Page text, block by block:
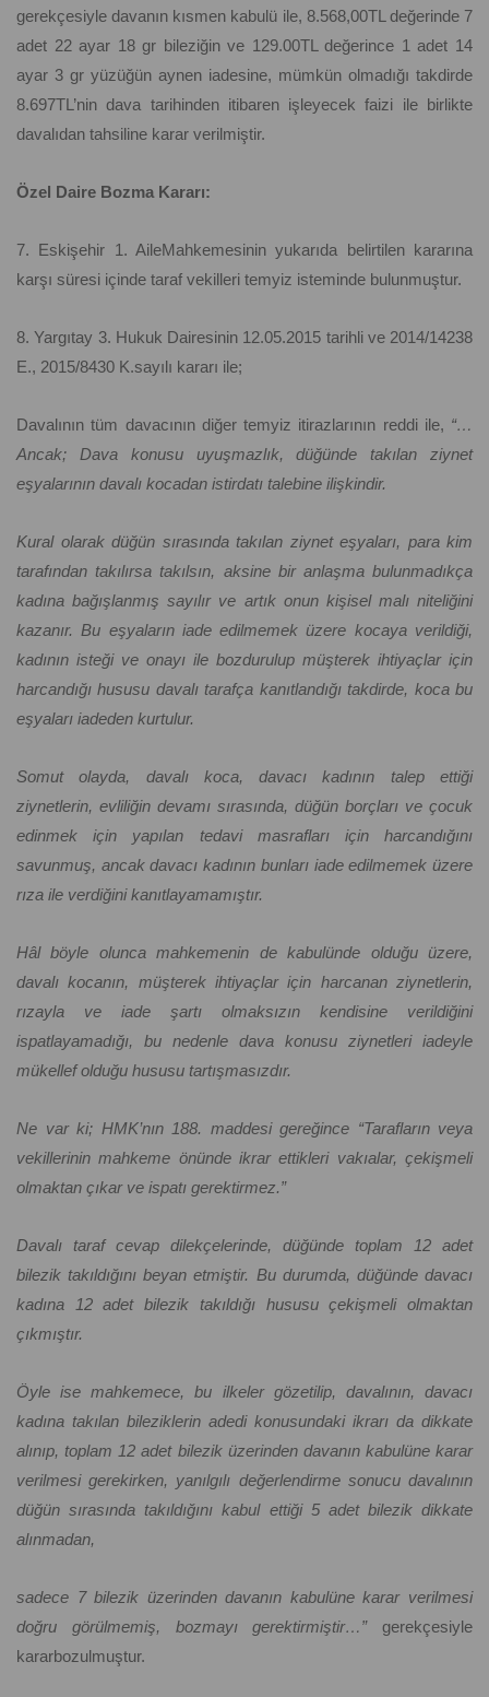
gerekçesiyle davanın kısmen kabulü ile, 8.568,00TL değerinde 7
adet 22 ayar 18 gr bileziğin ve 129.00TL değerince 1 adet 14
ayar 3 gr yüzüğün aynen iadesine, mümkün olmadığı takdirde
8.697TL’nin dava tarihinden itibaren işleyecek faizi ile birlikte
davalıdan tahsiline karar verilmiştir.
Özel Daire Bozma Kararı:
7. Eskişehir 1. AileMahkemesinin yukarıda belirtilen kararına
karşı süresi içinde taraf vekilleri temyiz isteminde bulunmuştur.
8. Yargıtay 3. Hukuk Dairesinin 12.05.2015 tarihli ve 2014/14238
E., 2015/8430 K.sayılı kararı ile;
Davalının tüm davacının diğer temyiz itirazlarının reddi ile, “…
Ancak; Dava konusu uyuşmazlık, düğünde takılan ziynet
eşyalarının davalı kocadan istirdatı talebine ilişkindir.
Kural olarak düğün sırasında takılan ziynet eşyaları, para kim
tarafından takılırsa takılsın, aksine bir anlaşma bulunmadıkça
kadına bağışlanmış sayılır ve artık onun kişisel malı niteliğini
kazanır. Bu eşyaların iade edilmemek üzere kocaya verildiği,
kadının isteği ve onayı ile bozdurulup müşterek ihtiyaçlar için
harcandığı hususu davalı tarafça kanıtlandığı takdirde, koca bu
eşyaları iadeden kurtulur.
Somut olayda, davalı koca, davacı kadının talep ettiği
ziynetlerin, evliliğin devamı sırasında, düğün borçları ve çocuk
edinmek için yapılan tedavi masrafları için harcandığını
savunmuş, ancak davacı kadının bunları iade edilmemek üzere
rıza ile verdiğini kanıtlayamamıştır.
Hâl böyle olunca mahkemenin de kabulünde olduğu üzere,
davalı kocanın, müşterek ihtiyaçlar için harcanan ziynetlerin,
rızayla ve iade şartı olmaksızın kendisine verildiğini
ispatlayamadığı, bu nedenle dava konusu ziynetleri iadeyle
mükellef olduğu hususu tartışmasızdır.
Ne var ki; HMK’nın 188. maddesi gereğince “Tarafların veya
vekillerinin mahkeme önünde ikrar ettikleri vakıalar, çekişmeli
olmaktan çıkar ve ispatı gerektirmez.”
Davalı taraf cevap dilekçelerinde, düğünde toplam 12 adet
bilezik takıldığını beyan etmiştir. Bu durumda, düğünde davacı
kadına 12 adet bilezik takıldığı hususu çekişmeli olmaktan
çıkmıştır.
Öyle ise mahkemece, bu ilkeler gözetilip, davalının, davacı
kadına takılan bileziklerin adedi konusundaki ikrarı da dikkate
alınıp, toplam 12 adet bilezik üzerinden davanın kabulüne karar
verilmesi gerekirken, yanılgılı değerlendirme sonucu davalının
düğün sırasında takıldığını kabul ettiği 5 adet bilezik dikkate
alınmadan,
sadece 7 bilezik üzerinden davanın kabulüne karar verilmesi
doğru görülmemiş, bozmayı gerektirmiştir…” gerekçesiyle
kararbozulmuştur.